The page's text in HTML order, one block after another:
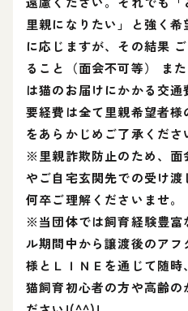
里親になりたい」と強く
に応じますが、その結果
ること（面会不可等） ま
は猫のお届けにかかる交
要経費は全て里親希望者
をあらかじめご了承くださ
※里親詐欺防止のため、面
やご自宅玄関先での受け
何卒ご理解くださいませ。
※当団体では飼育経験豊富
ル期間中から譲渡後のア
様とＬＩＮＥを通じて随時
猫飼育初心者の方や高齢の